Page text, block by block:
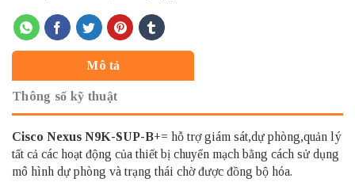
Mô tả
Thông số kỹ thuật
Cisco Nexus N9K-SUP-B+= hỗ trợ giám sát,dự phòng,quản lý
tất cả các hoạt động của thiết bị chuyển mạch bằng cách sử dụng
mô hình dự phòng và trạng thái chờ được đồng bộ hóa.